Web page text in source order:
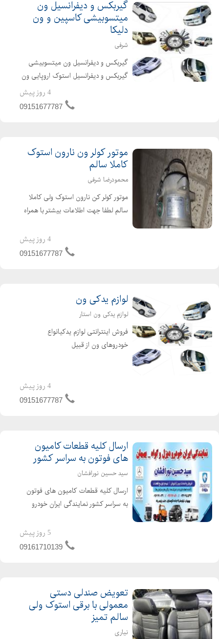
گیربکس و دیفرانسیل ون
میتسوبیشی کاسپین و ون
دلیکا
شرفی
گیربکس و دیفرانسیل ون میتسوبیشی
گیربکس و دیفرانسیل استوک اروپایی ون
دلیکا گیربکس ون نارون ارسال به کل
4 روز پیش
09151677787
موتور کولر ون نارون استوک
کاملا سالم
محمودرضا شرفی
موتور کولر کن نارون استوک ولی کاملا
سالم لطفا جهت اطلاعات بیشتر با همراه
4 روز پیش
09151677787
لوازم یدکی ون
لوازم یدکی ون استار
فروش اینترانتی لوازم یدکیانواع
خودروهای ون از قبیل
نارون.لوازم یدکی L300 لوازم جلوبندی ون
دلیکا . لوازم ون میتسوبیش...
4 روز پیش
09151677787
ارسال کلیه قطعات کامیون
های فوتون به سراسر کشور
سید حسین نورافشان
ارسال کلیه قطعات کامیون های فوتون
به سراسر کشور نمایندگی ایران خودرو
جنب پلیس راه نمایندگی ایران خودرو
دیزل کد ۷۲۷ سید حسین نورافشان
5 روز پیش
09161710139
تعویض صندلی دستی
معمولی با برقی استوک ولی
سالم تمیز
نیاری